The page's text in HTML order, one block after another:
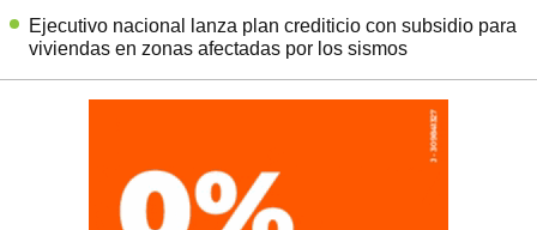
Ejecutivo nacional lanza plan crediticio con subsidio para
viviendas en zonas afectadas por los sismos